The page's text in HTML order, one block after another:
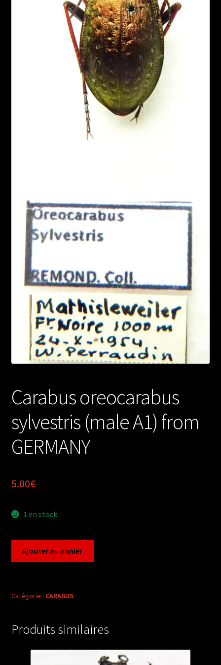
Carabus oreocarabus
sylvestris (male A1) from
GERMANY
5.00€
1 en stock
sylvestris
from
Ajouter au panier
Catégorie : CARABUS
Produits similaires